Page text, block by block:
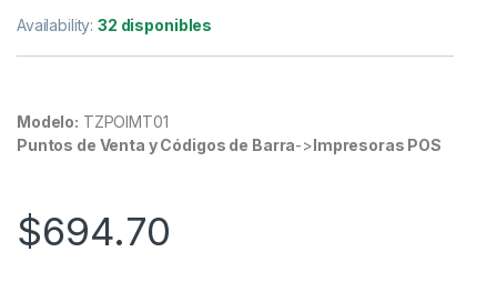
Availability:32 disponibles
Modelo: TZPOIMT01
Puntos de Venta y Códigos de Barra-> Impresoras POS
$694.70